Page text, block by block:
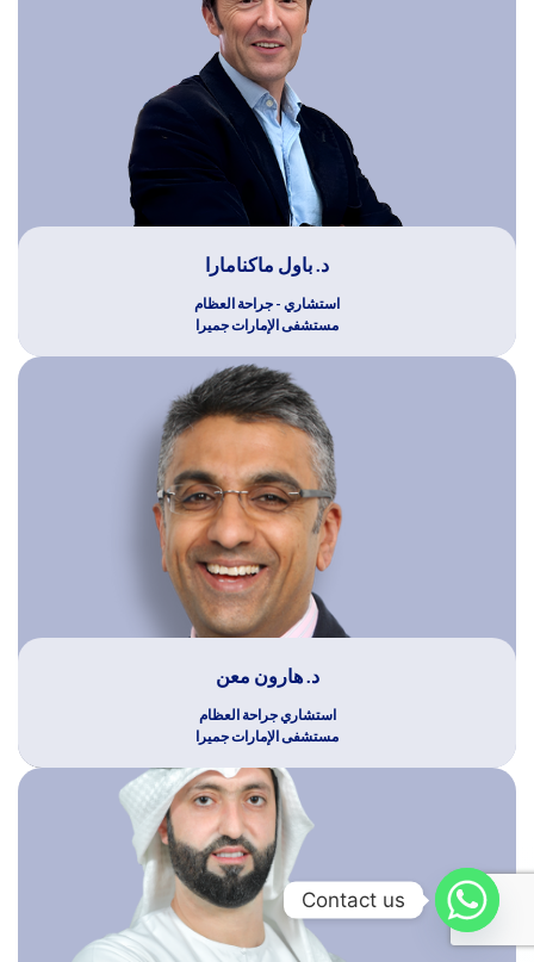
د. باول ماكنامارا
استشاري - جراحة العظام
مستشفى الإمارات جميرا
د. هارون معن
استشاري جراحة العظام
مستشفى الإمارات جميرا
Contact us